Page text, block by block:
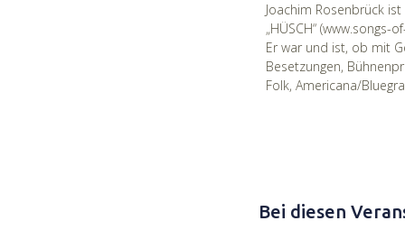
Joachim Rosenbrück ist
„HÜSCH“ (www.songs-
Er war und ist, ob mit
Besetzungen,
Folk, Americana/
Bei diesen